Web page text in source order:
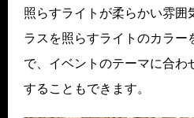
照らすライトが柔らかい雰囲
ラスを照らすライトのカラー
で、イベントのテーマに合わ
することもできます。